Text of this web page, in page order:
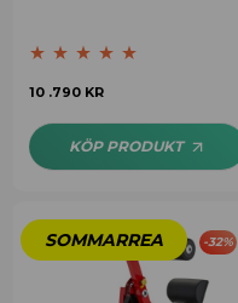
Betygsatt5.00
10 .790 KR
KÖP PRODUKT
-32%